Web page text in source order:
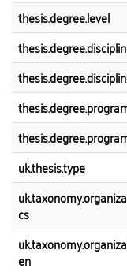
thesis.degree.level
uk.thesis.type
cs
en